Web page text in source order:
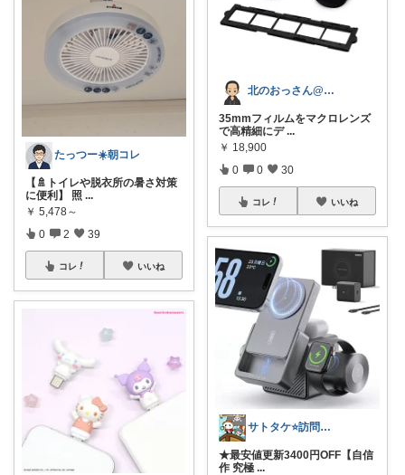
たっつー☀️朝コレ
【🚿トイレや脱衣所の暑さ対策
に便利】 照 ...
￥ 5,478～
0 2 39
コレ いいね
北のおっさん@ガジェット好き
35mmフィルムをマクロレンズ
で高精細にデ ...
￥ 18,900
0 0 30
コレ いいね
サトタケ⭐️訪問感謝🙇‍♂️コレ歓迎✨
★最安値更新3400円OFF【自信
作 究極 ...